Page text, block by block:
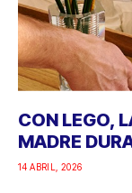
CON LEGO,
MADRE
14 ABRIL, 2026